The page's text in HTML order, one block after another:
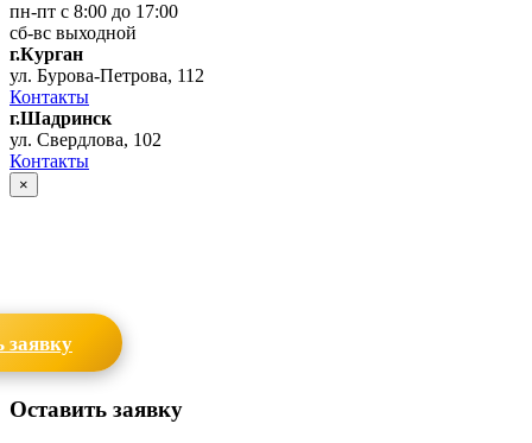
пн-пт с 8:00 до 17:00
сб-вс выходной
г.Курган
ул. Бурова-Петрова, 112
Контакты
г.Шадринск
ул. Свердлова, 102
Контакты
×
заявку
Оставить заявку